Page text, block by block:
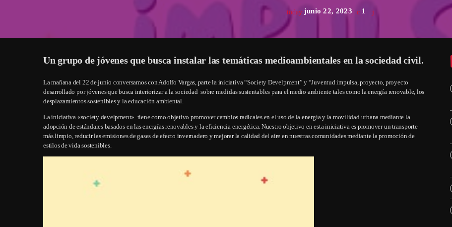
today junio 22, 2023 1
Un grupo de jóvenes que busca instalar las temáticas medioambientales en la sociedad civil.
La mañana del 22 de junio conversamos con Adolfo Vargas, parte la iniciativa “Society Develpment” y “Juventud impulsa, proyecto, proyecto
desarrollado por jóvenes que busca interiorizar a la sociedad sobre medidas sustentables para el medio ambiente tales como la energía renovable, los
desplazamientos sostenibles y la educación ambiental.
La iniciativa «society develpment» tiene como objetivo promover cambios radicales en el uso de la energía y la movilidad urbana mediante la
adopción de estándares basados ​​en las energías renovables y la eficiencia energética. Nuestro objetivo en esta iniciativa es promover un transporte
más limpio, reducir las emisiones de gases de efecto invernadero y mejorar la calidad del aire en nuestras comunidades mediante la promoción de
estilos de vida sostenibles.